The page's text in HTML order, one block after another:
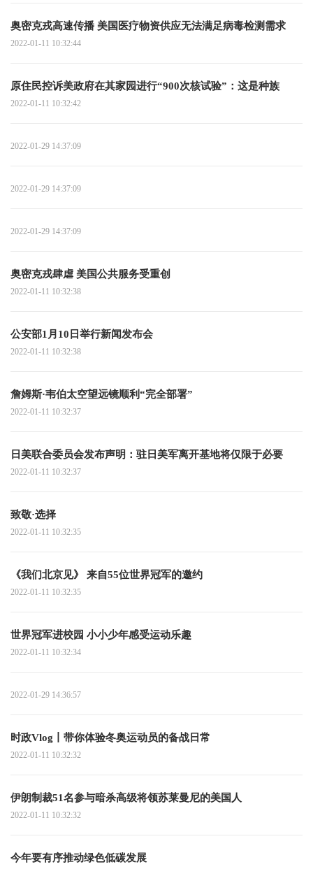
奥密克戎高速传播 美国医疗物资供应无法满足病毒检测需求
2022-01-11 10:32:44
原住民控诉美政府在其家园进行“900次核试验”：这是种族
2022-01-11 10:32:42
2022-01-29 14:37:09
2022-01-29 14:37:09
2022-01-29 14:37:09
奥密克戎肆虐 美国公共服务受重创
2022-01-11 10:32:38
公安部1月10日举行新闻发布会
2022-01-11 10:32:38
詹姆斯·韦伯太空望远镜顺利“完全部署”
2022-01-11 10:32:37
日美联合委员会发布声明：驻日美军离开基地将仅限于必要
2022-01-11 10:32:37
致敬·选择
2022-01-11 10:32:35
《我们北京见》 来自55位世界冠军的邀约
2022-01-11 10:32:35
世界冠军进校园 小小少年感受运动乐趣
2022-01-11 10:32:34
2022-01-29 14:36:57
时政Vlog丨带你体验冬奥运动员的备战日常
2022-01-11 10:32:32
伊朗制裁51名参与暗杀高级将领苏莱曼尼的美国人
2022-01-11 10:32:32
今年要有序推动绿色低碳发展